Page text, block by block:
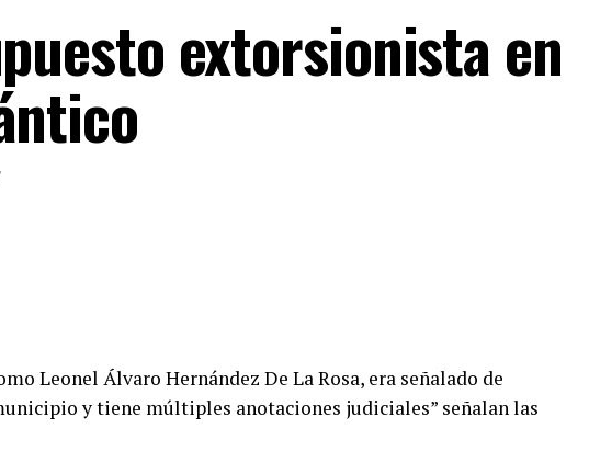
extorsionista en
Leonel Álvaro Hernández De La Rosa, era señalado de
y tiene múltiples anotaciones judiciales” señalan las